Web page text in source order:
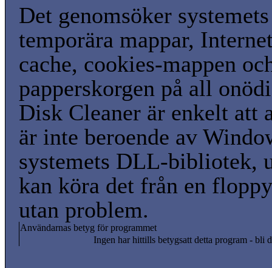
Det genomsöker
temporära mappar,
cache, cookies-mappen
papperskorgen på all
Disk Cleaner är enkelt att
är inte beroende av
systemets DLL-bibliotek,
kan köra det från en
utan problem.
Användarnas betyg för programmet
Ingen har hittills betygsatt detta program - bli